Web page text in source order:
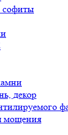
софиты
декор
мощения